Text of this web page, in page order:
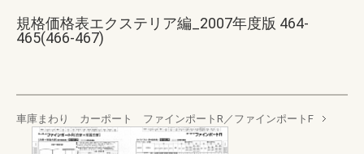
規格価格表エクステリア編_2007年度版 464-
465(466-467)
車庫まわり カーポート ファインポートR／ファインポートF